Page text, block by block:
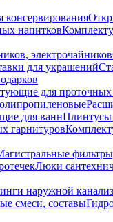
консервирования
напитков
электрочайников
для украшений
для проточных
для ваннПлинтусы
гарнитуров
Люки
наружной
смеси, составы